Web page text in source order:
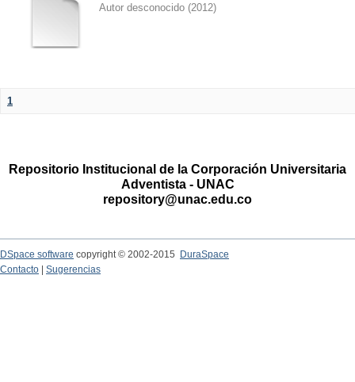
Autor desconocido (2012)
1
Repositorio Institucional de la Corporación Universitaria
Adventista - UNAC
repository@unac.edu.co
DSpace software copyright © 2002-2015
DuraSpace
Contacto
Sugerencias